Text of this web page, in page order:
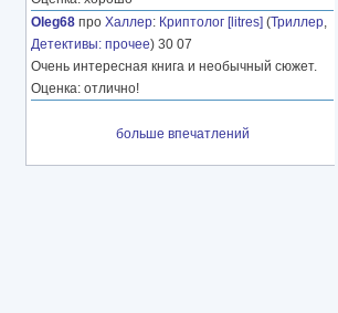
Oleg68 про Халлер: Криптолог [litres] (Триллер,
Детективы: прочее) 30 07
Очень интересная книга и необычный сюжет.
Оценка: отлично!
больше впечатлений